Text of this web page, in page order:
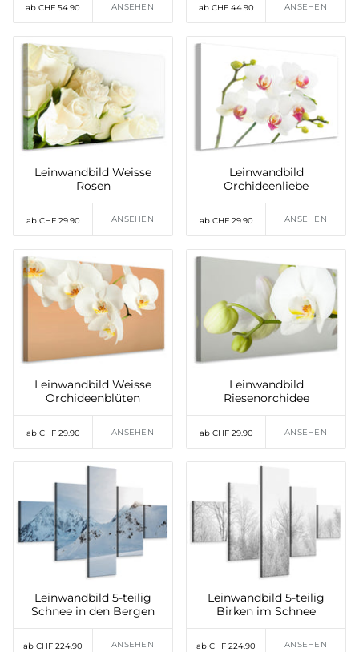
ab CHF 54.90 ANSEHEN ab CHF 44.90 ANSEHEN
Leinwandbild Weisse
Rosen
ab CHF 29.90 ANSEHEN
Leinwandbild
Orchideenliebe
ab CHF 29.90 ANSEHEN
Leinwandbild Weisse
Orchideenblüten
ab CHF 29.90 ANSEHEN
Leinwandbild
Riesenorchidee
ab CHF 29.90 ANSEHEN
Leinwandbild 5-teilig
Schnee in den Bergen
ab CHF 224.90 ANSEHEN
Leinwandbild 5-teilig
Birken im Schnee
ab CHF 224.90 ANSEHEN